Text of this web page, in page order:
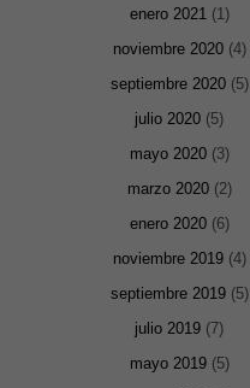
enero 2021(1)
noviembre 2020(4)
septiembre 2020(5)
julio 2020 (5)
mayo 2020(3)
marzo 2020(2)
enero 2020(6)
noviembre 2019(4)
septiembre 2019(5)
julio 2019 (7)
mayo 2019(5)